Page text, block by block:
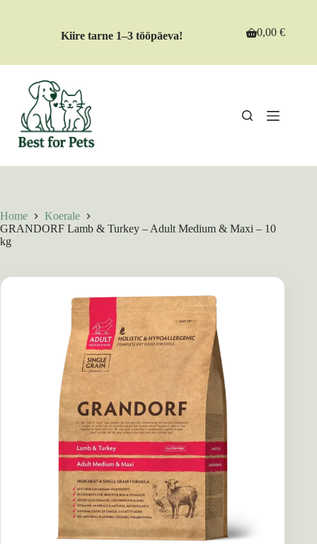
Kiire tarne 1–3 tööpäeva!
Shopping
0,00€
Home
Koerale
GRANDORF Lamb & Turkey – Adult Medium & Maxi – 10
kg